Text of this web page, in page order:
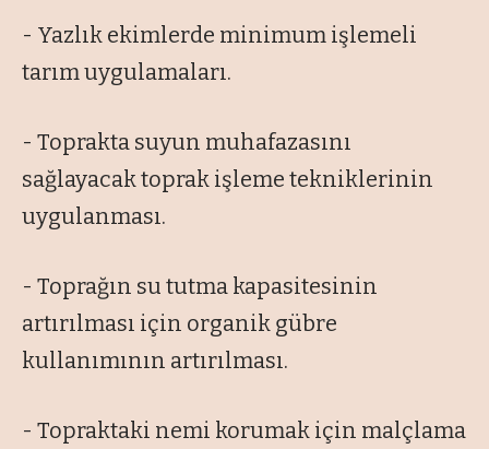
- Yazlık ekimlerde minimum işlemeli
tarım uygulamaları.
- Toprakta suyun muhafazasını
sağlayacak toprak işleme tekniklerinin
uygulanması.
- Toprağın su tutma kapasitesinin
artırılması için organik gübre
kullanımının artırılması.
- Topraktaki nemi korumak için malçlama